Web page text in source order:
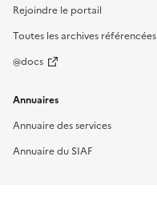
Rejoindre le portail
Toutes les archives référencées
@docs
Annuaires
Annuaire des services
Annuaire du SIAF